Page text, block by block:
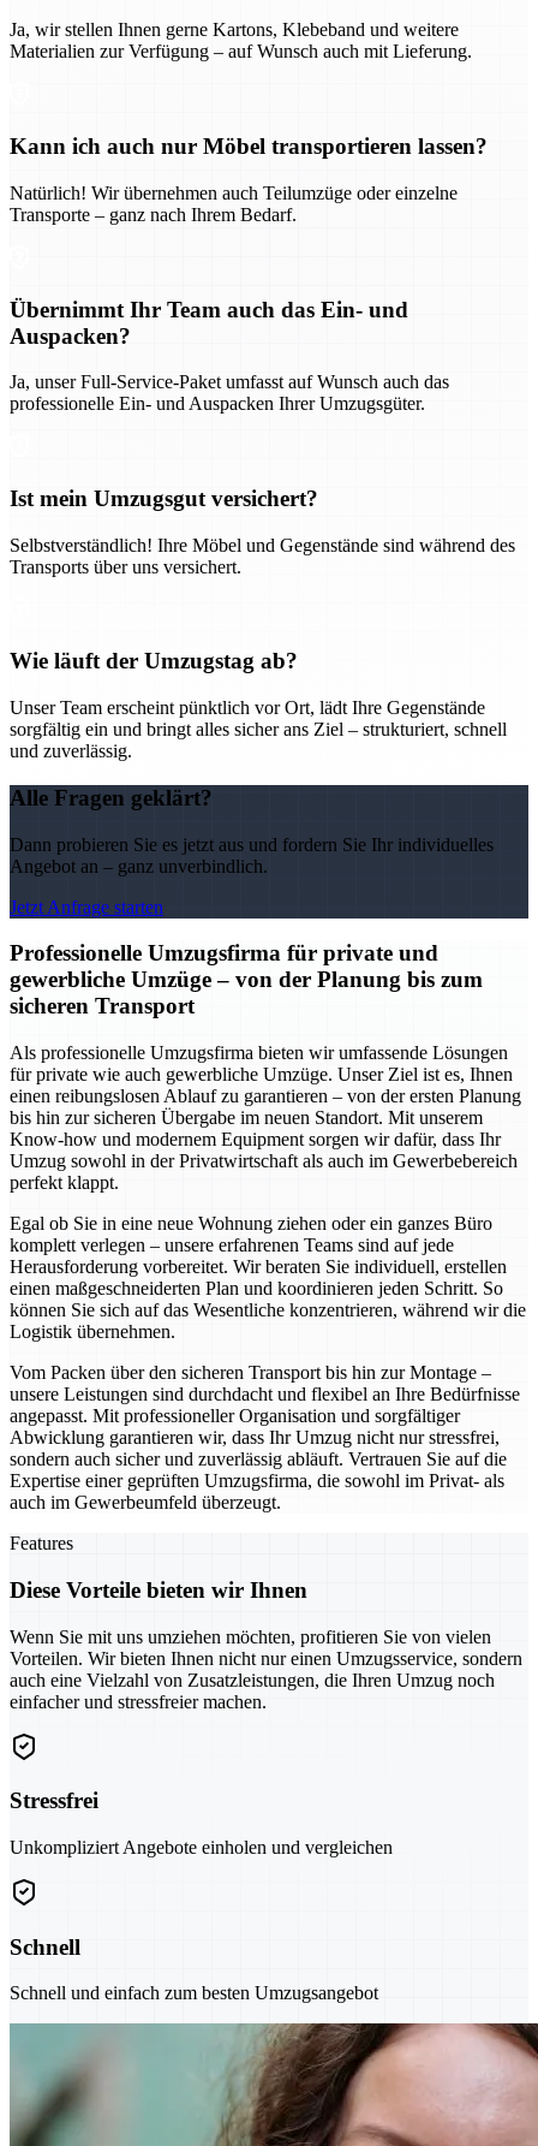
Ja, wir stellen Ihnen gerne Kartons, Klebeband und weitere
Materialien zur Verfügung – auf Wunsch auch mit Lieferung.
Kann ich auch nur Möbel transportieren lassen?
Natürlich! Wir übernehmen auch Teilumzüge oder einzelne
Transporte – ganz nach Ihrem Bedarf.
Übernimmt Ihr Team auch das Ein- und
Auspacken?
Ja, unser Full-Service-Paket umfasst auf Wunsch auch das
professionelle Ein- und Auspacken Ihrer Umzugsgüter.
Ist mein Umzugsgut versichert?
Selbstverständlich! Ihre Möbel und Gegenstände sind während des
Transports über uns versichert.
Wie läuft der Umzugstag ab?
Unser Team erscheint pünktlich vor Ort, lädt Ihre Gegenstände
sorgfältig ein und bringt alles sicher ans Ziel – strukturiert, schnell
und zuverlässig.
Alle Fragen geklärt?
Dann probieren Sie es jetzt aus und fordern Sie Ihr individuelles
Angebot an – ganz unverbindlich.
Jetzt Anfrage starten
Professionelle Umzugsfirma für private und
gewerbliche Umzüge – von der Planung bis zum
sicheren Transport
Als professionelle Umzugsfirma bieten wir umfassende Lösungen
für private wie auch gewerbliche Umzüge. Unser Ziel ist es, Ihnen
einen reibungslosen Ablauf zu garantieren – von der ersten Planung
bis hin zur sicheren Übergabe im neuen Standort. Mit unserem
Know-how und modernem Equipment sorgen wir dafür, dass Ihr
Umzug sowohl in der Privatwirtschaft als auch im Gewerbebereich
perfekt klappt.
Egal ob Sie in eine neue Wohnung ziehen oder ein ganzes Büro
komplett verlegen – unsere erfahrenen Teams sind auf jede
Herausforderung vorbereitet. Wir beraten Sie individuell, erstellen
einen maßgeschneiderten Plan und koordinieren jeden Schritt. So
können Sie sich auf das Wesentliche konzentrieren, während wir die
Logistik übernehmen.
Vom Packen über den sicheren Transport bis hin zur Montage –
unsere Leistungen sind durchdacht und flexibel an Ihre Bedürfnisse
angepasst. Mit professioneller Organisation und sorgfältiger
Abwicklung garantieren wir, dass Ihr Umzug nicht nur stressfrei,
sondern auch sicher und zuverlässig abläuft. Vertrauen Sie auf die
Expertise einer geprüften Umzugsfirma, die sowohl im Privat- als
auch im Gewerbeumfeld überzeugt.
Features
Diese Vorteile bieten wir Ihnen
Wenn Sie mit uns umziehen möchten, profitieren Sie von vielen
Vorteilen. Wir bieten Ihnen nicht nur einen Umzugsservice, sondern
auch eine Vielzahl von Zusatzleistungen, die Ihren Umzug noch
einfacher und stressfreier machen.
Stressfrei
Unkompliziert Angebote einholen und vergleichen
Schnell
Schnell und einfach zum besten Umzugsangebot